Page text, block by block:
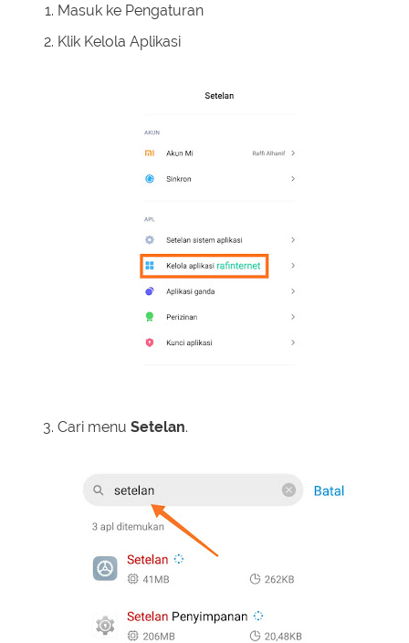
Masuk ke Pengaturan
Klik Kelola Aplikasi
Cari menu Setelan.